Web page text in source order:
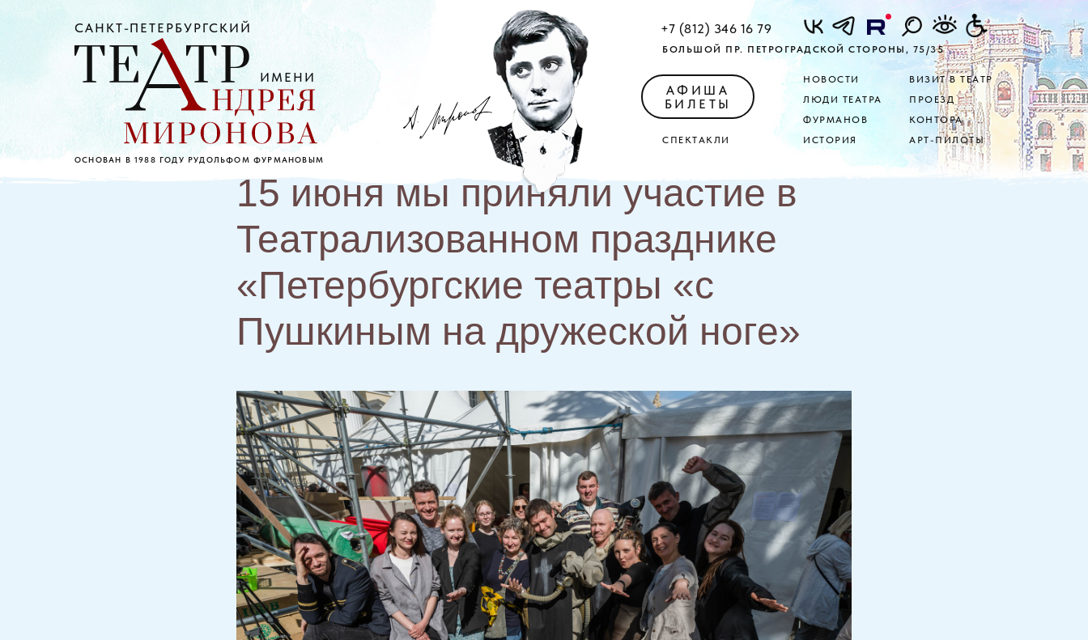
САНКТ-ПЕТЕРБУРГСКИЙ
ИМЕНИ
ОСНОВАН В 1988 ГОДУ РУДОЛЬФОМ ФУРМАНОВЫМ
+7 (812) 346 16 79
БОЛЬШОЙ ПР. ПЕТРОГРАДСКОЙ СТОРОНЫ, 75/35
АРТ-ПИЛОТЫ
КОНТОРА
ПРОЕЗД
ВИЗИТ В ТЕАТР
НОВОСТИ
ИСТОРИЯ
ФУРМАНОВ
ЛЮДИ ТЕАТРА
СПЕКТАКЛИ
АФИША
БИЛЕТЫ
15 июня мы приняли участие в
Театрализованном празднике
«Петербургские театры «с
Пушкиным на дружеской ноге»